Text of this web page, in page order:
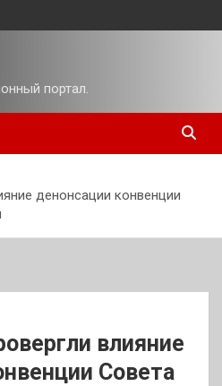
портал.
денонсации конвенции
влияние
Совета